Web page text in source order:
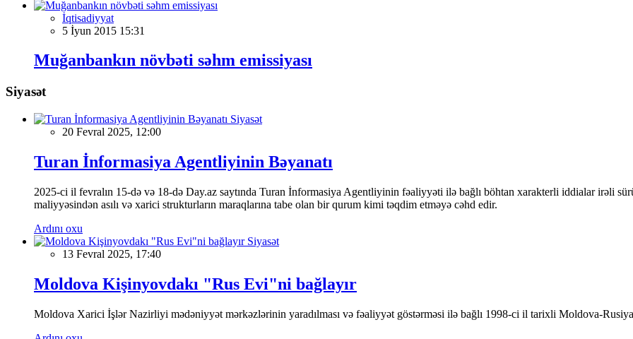
İqtisadiyyat
5 İyun 2015 15:31
Muğanbankın növbəti səhm emissiyası
Siyasət
Siyasət
20 Fevral 2025, 12:00
Turan İnformasiya Agentliyinin Bəyanatı
2025-ci il fevralın 15-də və 18-də Day.az saytında Turan İnformasiya Agentliyinin fəaliyyəti ilə bağlı böhtan xarakterli iddialar irəli
maliyyəsindən asılı və xarici strukturların maraqlarına tabe olan bir qurum kimi təqdim etməyə cəhd edir.
Ardını oxu
Siyasət
13 Fevral 2025, 17:40
Moldova Kişinyovdakı "Rus Evi"ni bağlayır
Moldova Xarici İşlər Nazirliyi mədəniyyət mərkəzlərinin yaradılması və fəaliyyət göstərməsi ilə bağlı 1998-ci il tarixli Moldova-